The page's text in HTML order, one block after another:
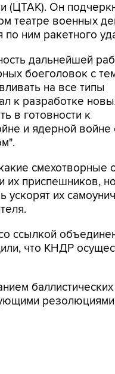
(ЦТАК). Он
театре военных
по ним ракетного
дальнейшей
боеголовок с
на все типы
к разработке
в готовности к
и ядерной войне
смехотворные
приспешников,
их
ссылкой
что КНДР